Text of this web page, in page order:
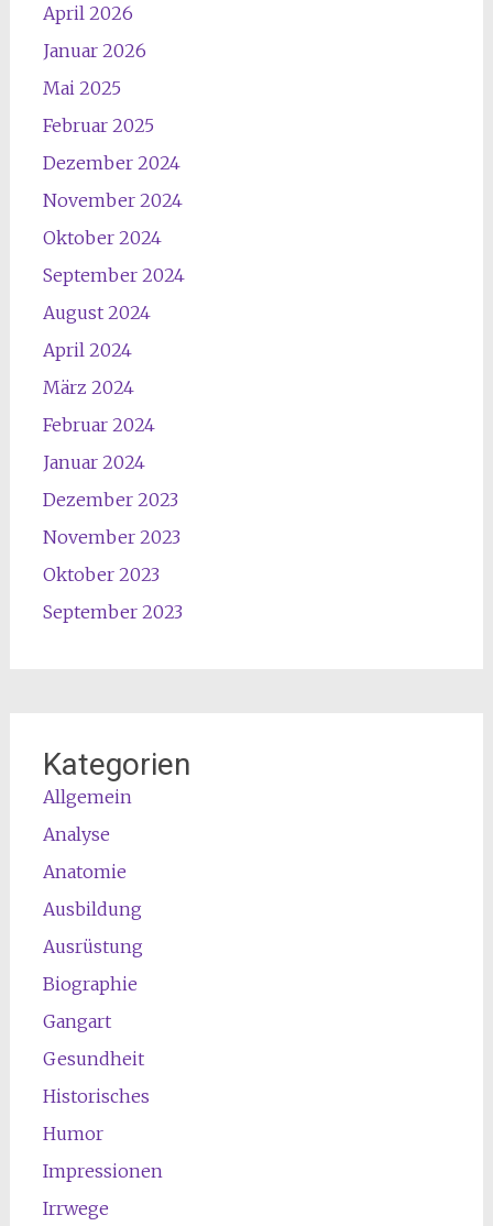
April 2026
Januar 2026
Mai 2025
Februar 2025
Dezember 2024
November 2024
Oktober 2024
September 2024
August 2024
April 2024
März 2024
Februar 2024
Januar 2024
Dezember 2023
November 2023
Oktober 2023
September 2023
Kategorien
Allgemein
Analyse
Anatomie
Ausbildung
Ausrüstung
Biographie
Gangart
Gesundheit
Historisches
Humor
Impressionen
Irrwege